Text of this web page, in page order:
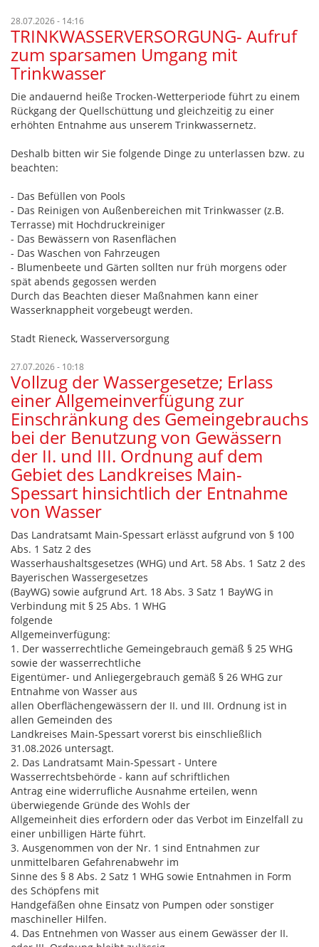
28.07.2026 - 14:16
TRINKWASSERVERSORGUNG- Aufruf
zum sparsamen Umgang mit
Trinkwasser
Die andauernd heiße Trocken-Wetterperiode führt zu einem
Rückgang der Quellschüttung und gleichzeitig zu einer
erhöhten Entnahme aus unserem Trinkwassernetz.
Deshalb bitten wir Sie folgende Dinge zu unterlassen bzw. zu
beachten:
- Das Befüllen von Pools
- Das Reinigen von Außenbereichen mit Trinkwasser (z.B.
Terrasse) mit Hochdruckreiniger
- Das Bewässern von Rasenflächen
- Das Waschen von Fahrzeugen
- Blumenbeete und Gärten sollten nur früh morgens oder
spät abends gegossen werden
Durch das Beachten dieser Maßnahmen kann einer
Wasserknappheit vorgebeugt werden.
Stadt Rieneck, Wasserversorgung
27.07.2026 - 10:18
Vollzug der Wassergesetze; Erlass
einer Allgemeinverfügung zur
Einschränkung des Gemeingebrauchs
bei der Benutzung von Gewässern
der II. und III. Ordnung auf dem
Gebiet des Landkreises Main-
Spessart hinsichtlich der Entnahme
von Wasser
Das Landratsamt Main-Spessart erlässt aufgrund von § 100
Abs. 1 Satz 2 des
Wasserhaushaltsgesetzes (WHG) und Art. 58 Abs. 1 Satz 2 des
Bayerischen Wassergesetzes
(BayWG) sowie aufgrund Art. 18 Abs. 3 Satz 1 BayWG in
Verbindung mit § 25 Abs. 1 WHG
folgende
Allgemeinverfügung:
1. Der wasserrechtliche Gemeingebrauch gemäß § 25 WHG
sowie der wasserrechtliche
Eigentümer- und Anliegergebrauch gemäß § 26 WHG zur
Entnahme von Wasser aus
allen Oberflächengewässern der II. und III. Ordnung ist in
allen Gemeinden des
Landkreises Main-Spessart vorerst bis einschließlich
31.08.2026 untersagt.
2. Das Landratsamt Main-Spessart - Untere
Wasserrechtsbehörde - kann auf schriftlichen
Antrag eine widerrufliche Ausnahme erteilen, wenn
überwiegende Gründe des Wohls der
Allgemeinheit dies erfordern oder das Verbot im Einzelfall zu
einer unbilligen Härte führt.
3. Ausgenommen von der Nr. 1 sind Entnahmen zur
unmittelbaren Gefahrenabwehr im
Sinne des § 8 Abs. 2 Satz 1 WHG sowie Entnahmen in Form
des Schöpfens mit
Handgefäßen ohne Einsatz von Pumpen oder sonstiger
maschineller Hilfen.
4. Das Entnehmen von Wasser aus einem Gewässer der II.